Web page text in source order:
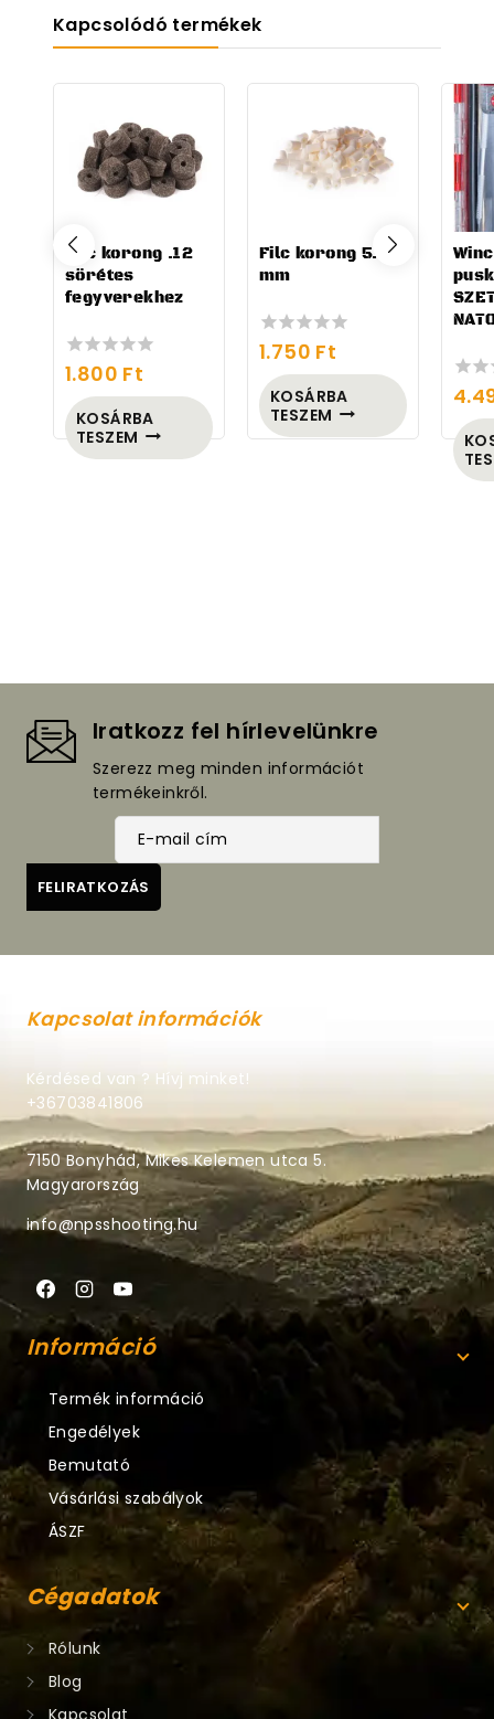
Kapcsolódó termékek
Filc korong .12
sörétes
fegyverekhez
0
of
5
1.800 Ft
KOSÁRBA
TESZEM
Filc korong 5.5
mm
0
of
5
1.750 Ft
KOSÁRBA
TESZEM
0
of
5
Iratkozz fel hírlevelünkre
Szerezz meg minden információt
termékeinkről.
Kapcsolat információk
Kérdésed van ? Hívj minket!
+36703841806
7150 Bonyhád, Mikes Kelemen utca 5.
Magyarország
info@npsshooting.hu
Információ
Termék információ
Engedélyek
Bemutató
Vásárlási szabályok
ÁSZF
Cégadatok
Rólunk
Blog
Kapcsolat